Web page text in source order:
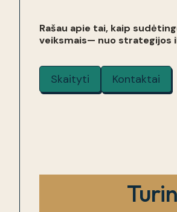
Rašau apie tai, kaip
veiksmais— nuo strategijos
Skaityti Kontaktai